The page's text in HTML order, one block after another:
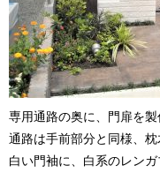
専用通路の奥に、門扉を製
通路は手前部分と同様、枕
白い門袖に、白系のレンガ